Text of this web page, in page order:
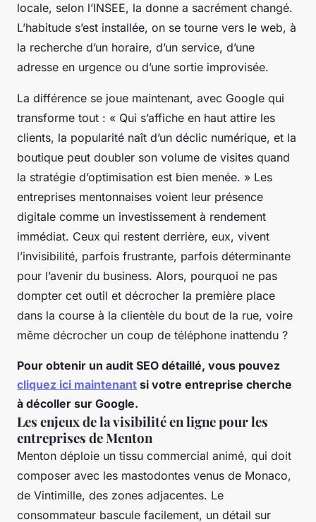
locale, selon l’INSEE, la donne a sacrément changé.
L’habitude s’est installée, on se tourne vers le web, à
la recherche d’un horaire, d’un service, d’une
adresse en urgence ou d’une sortie improvisée.
La différence se joue maintenant, avec Google qui
transforme tout : « Qui s’affiche en haut attire les
clients, la popularité naît d’un déclic numérique, et la
boutique peut doubler son volume de visites quand
la stratégie d’optimisation est bien menée. » Les
entreprises mentonnaises voient leur présence
digitale comme un investissement à rendement
immédiat. Ceux qui restent derrière, eux, vivent
l’invisibilité, parfois frustrante, parfois déterminante
pour l’avenir du business. Alors, pourquoi ne pas
dompter cet outil et décrocher la première place
dans la course à la clientèle du bout de la rue, voire
même décrocher un coup de téléphone inattendu ?
Pour obtenir un audit SEO détaillé, vous pouvez
cliquez ici maintenant si votre entreprise cherche
à décoller sur Google.
Les enjeux de la visibilité en ligne pour les
entreprises de Menton
Menton déploie un tissu commercial animé, qui doit
composer avec les mastodontes venus de Monaco,
de Vintimille, des zones adjacentes. Le
consommateur bascule facilement, un détail sur